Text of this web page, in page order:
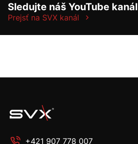
Sledujte náš YouTube kanál
Prejsť na SVX kanál
+421 907 778 007